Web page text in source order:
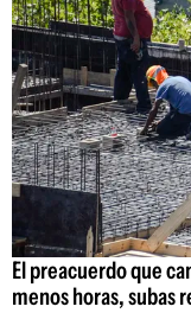
El preacuerdo que
menos horas, subas